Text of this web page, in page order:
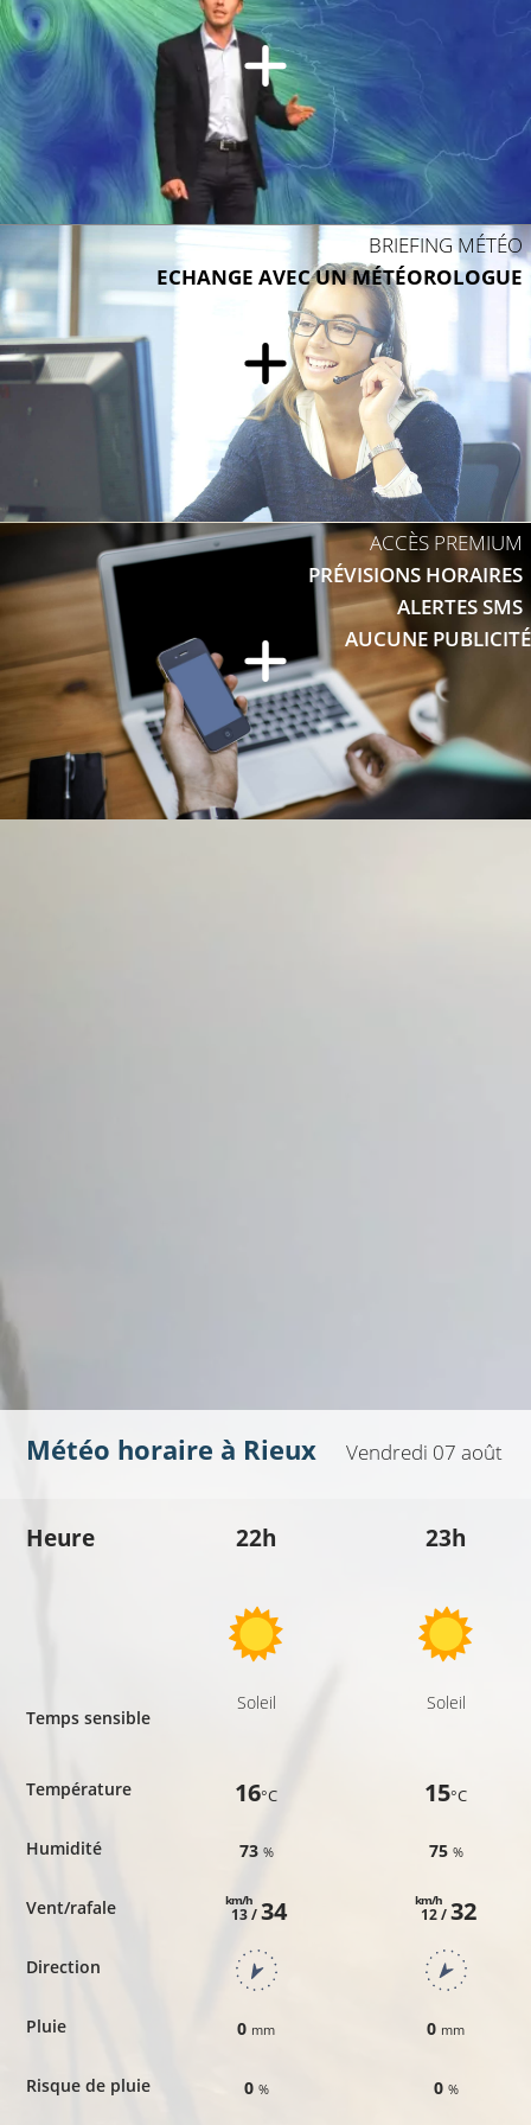
BRIEFING MÉTÉO
ECHANGE AVEC UN MÉTÉOROLOGUE
ACCÈS PREMIUM
PRÉVISIONS HORAIRES
ALERTES SMS
AUCUNE PUBLICITÉ
Météo horaire à Rieux Vendredi 07 août
Heure
Temps sensible
Température
Humidité
Vent/rafale
Direction
Pluie
Risque de pluie
22h
Soleil
16°C
73 %
13 /
km/h 34
0 mm
0 %
23h
Soleil
15°C
75 %
12 /
km/h 32
0 mm
0 %